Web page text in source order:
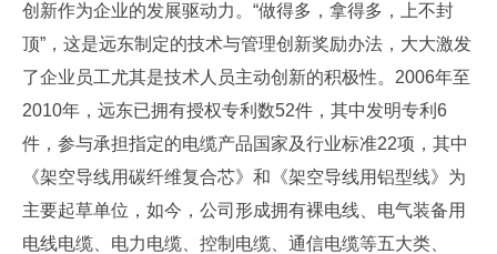
创新作为企业的发展驱动力。“做得多，拿得多，上不封
顶”，这是远东制定的技术与管理创新奖励办法，大大激发
了企业员工尤其是技术人员主动创新的积极性。2006年至
2010年，远东已拥有授权专利数52件，其中发明专利6
件，参与承担指定的电缆产品国家及行业标准22项，其中
《架空导线用碳纤维复合芯》和《架空导线用铝型线》为
主要起草单位，如今，公司形成拥有裸电线、电气装备用
电线电缆、电力电缆、控制电缆、通信电缆等五大类、